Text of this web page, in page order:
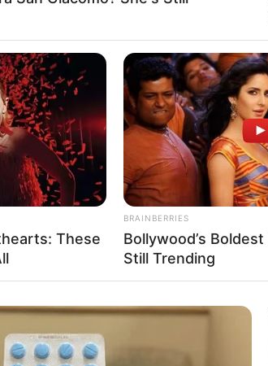
These
BRAINBERRIES
Bollywood’s
Still Trending